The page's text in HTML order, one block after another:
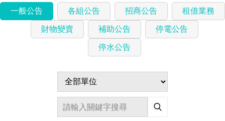
一般公告 各組公告 招商公告 租借業務
財物變賣 補助公告 停電公告
停水公告